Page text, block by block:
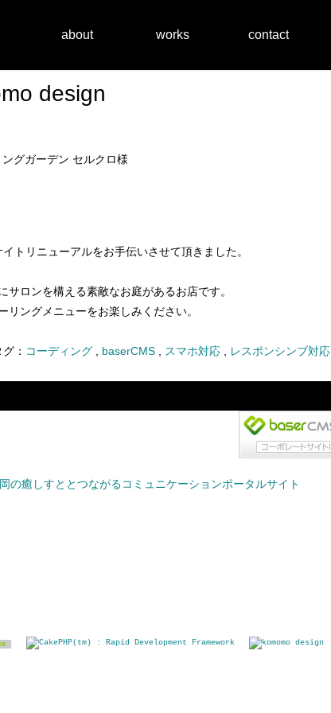
about works contact
グガーデン セルクロ様
トリニューアルをお手伝いさせて頂きました。
ロンを構える素敵なお庭があるお店です。
ングメニューをお楽しみください。
グ： コーディング baserCMS スマホ対応
レスポンシンブ対応